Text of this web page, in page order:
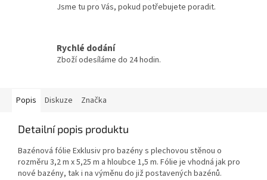
Jsme tu pro Vás, pokud potřebujete poradit.
Rychlé dodání
Zboží odesíláme do 24 hodin.
Popis Diskuze Značka
Detailní popis produktu
Bazénová fólie Exklusiv pro bazény s plechovou stěnou o
rozměru 3,2 m x 5,25 m a hloubce 1,5 m. Fólie je vhodná jak pro
nové bazény, tak i na výměnu do již postavených bazénů.